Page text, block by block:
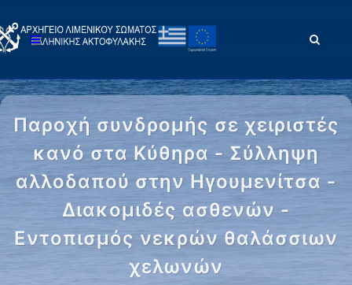
Παροχή συνδρομής σε χειριστές
κανό στα Κύθηρα - Σύλληψη
αλλοδαπού στην Ηγουμενίτσα -
Διακομιδές ασθενών -
Εντοπισμός νεκρών θαλάσσιων
χελωνών